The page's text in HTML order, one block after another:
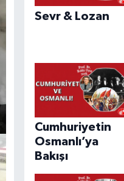
Sevr & Lozan
Cumhuriyetin
Osmanlı’ya
Bakışı